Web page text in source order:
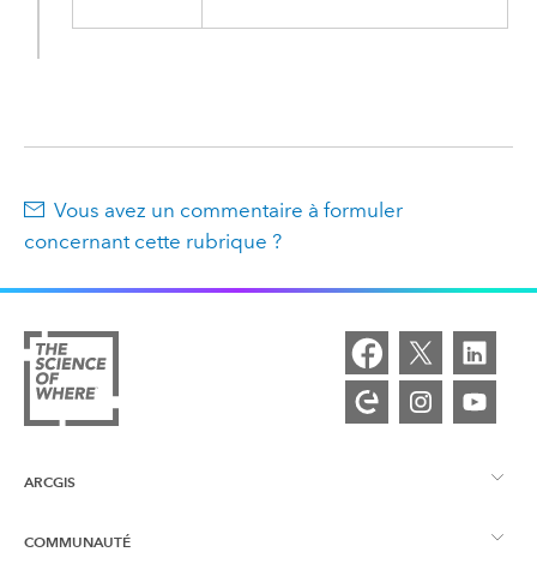
Vous avez un commentaire à formuler
concernant cette rubrique ?
ARCGIS
Vue d’ensemble d’ArcGIS
COMMUNAUTÉ